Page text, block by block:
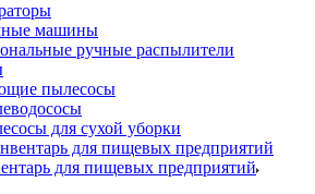
машины
ручные распылители
пылесосы
для сухой уборки
для пищевых предприятий